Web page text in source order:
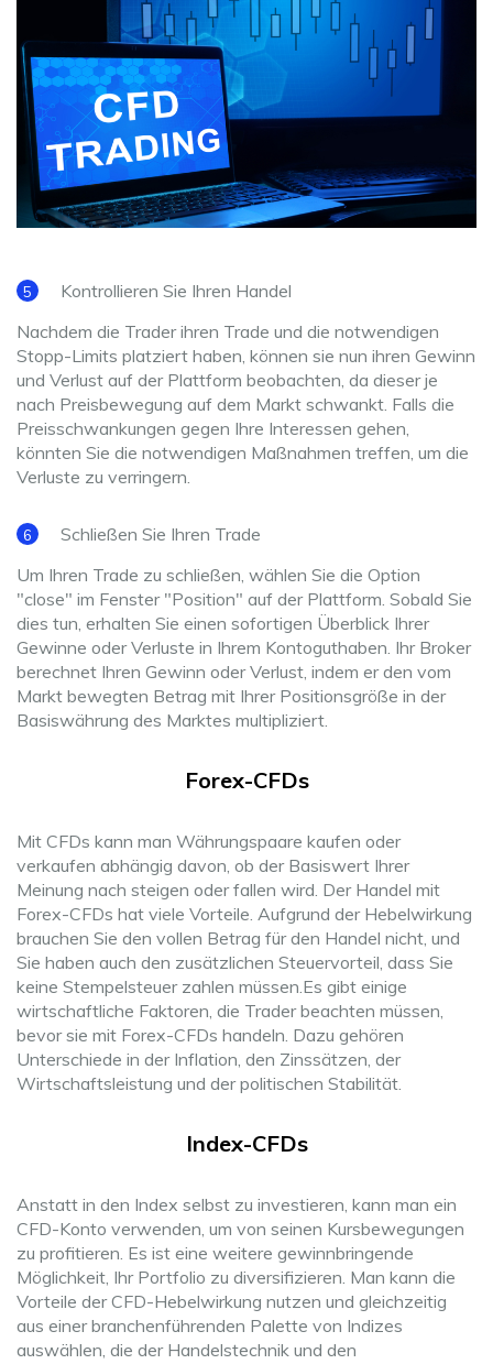
Kontrollieren Sie Ihren Handel
Nachdem die Trader ihren Trade und die notwendigen
Stopp-Limits platziert haben, können sie nun ihren Gewinn
und Verlust auf der Plattform beobachten, da dieser je
nach Preisbewegung auf dem Markt schwankt. Falls die
Preisschwankungen gegen Ihre Interessen gehen,
könnten Sie die notwendigen Maßnahmen treffen, um die
Verluste zu verringern.
Schließen Sie Ihren Trade
Um Ihren Trade zu schließen, wählen Sie die Option
"close" im Fenster "Position" auf der Plattform. Sobald Sie
dies tun, erhalten Sie einen sofortigen Überblick Ihrer
Gewinne oder Verluste in Ihrem Kontoguthaben. Ihr Broker
berechnet Ihren Gewinn oder Verlust, indem er den vom
Markt bewegten Betrag mit Ihrer Positionsgröße in der
Basiswährung des Marktes multipliziert.
Forex-CFDs
Mit CFDs kann man Währungspaare kaufen oder
verkaufen abhängig davon, ob der Basiswert Ihrer
Meinung nach steigen oder fallen wird. Der Handel mit
Forex-CFDs hat viele Vorteile. Aufgrund der Hebelwirkung
brauchen Sie den vollen Betrag für den Handel nicht, und
Sie haben auch den zusätzlichen Steuervorteil, dass Sie
keine Stempelsteuer zahlen müssen.Es gibt einige
wirtschaftliche Faktoren, die Trader beachten müssen,
bevor sie mit Forex-CFDs handeln. Dazu gehören
Unterschiede in der Inflation, den Zinssätzen, der
Wirtschaftsleistung und der politischen Stabilität.
Index-CFDs
Anstatt in den Index selbst zu investieren, kann man ein
CFD-Konto verwenden, um von seinen Kursbewegungen
zu profitieren. Es ist eine weitere gewinnbringende
Möglichkeit, Ihr Portfolio zu diversifizieren. Man kann die
Vorteile der CFD-Hebelwirkung nutzen und gleichzeitig
aus einer branchenführenden Palette von Indizes
auswählen, die der Handelstechnik und den